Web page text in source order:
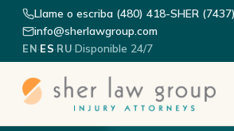
Llame o escriba (480) 418-SHER (7437)
info@sherlawgroup.com
EN·ES·RU·Disponible 24/7